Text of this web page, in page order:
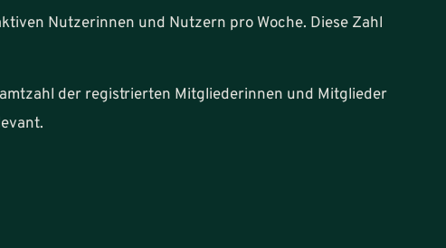
Nutzerinnen und Nutzern pro Woche. Diese Zahl
der registrierten Mitgliederinnen und Mitglieder